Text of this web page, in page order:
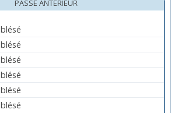
PASSÉ ANTÉRIEUR
blésé
blésé
blésé
blésé
blésé
blésé